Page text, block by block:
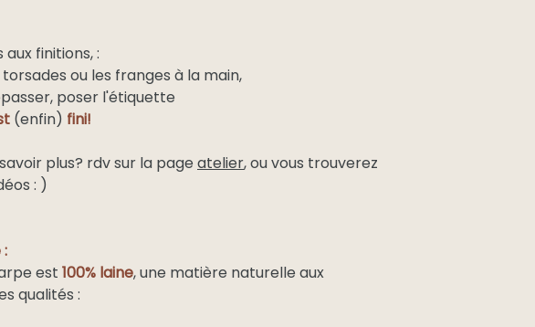
aux finitions, :
ou les franges à la main,
poser l'étiquette
(enfin) fini!
plus? rdv sur la page atelier, ou vous trouverez
: )
est 100% laine, une matière naturelle aux
qualités :